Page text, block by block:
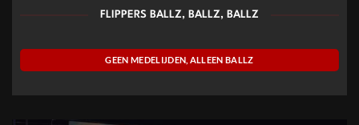
FLIPPERS BALLZ, BALLZ, BALLZ
GEEN MEDELIJDEN, ALLEEN BALLZ